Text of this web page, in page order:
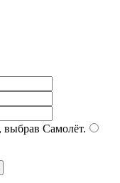
выбрав Самолёт.